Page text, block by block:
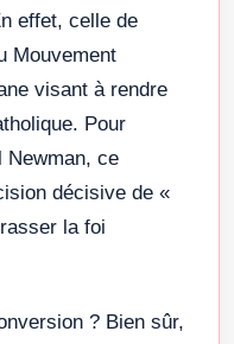
effet, celle de
Mouvement
visant à rendre
Pour
Newman, ce
décisive de «
la foi
? Bien sûr,